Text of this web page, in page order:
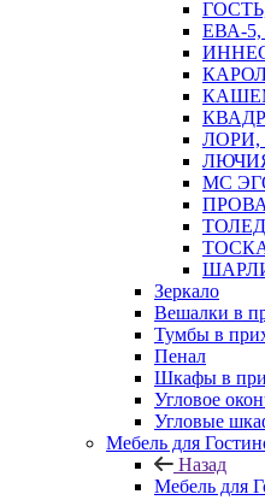
ЕВА-5,
ЛОРИ,
МС
Зеркало
Вешалки в
Тумбы в
Пенал
Шкафы в
Угловое
Угловые
Мебель для
Назад
Мебель для